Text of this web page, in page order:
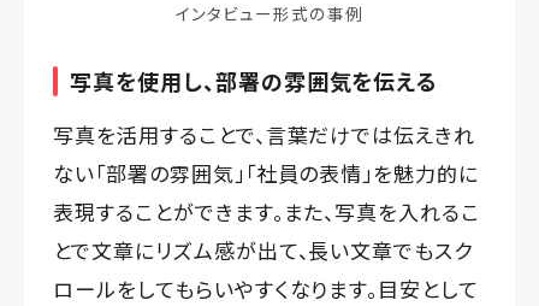
インタビュー形式の事例
写真を使用し、部署の雰囲気を伝える
写真を活用することで、言葉だけでは伝えきれ
ない「部署の雰囲気」「社員の表情」を魅力的に
表現することができます。また、写真を入れるこ
とで文章にリズム感が出て、長い文章でもスク
ロールをしてもらいやすくなります。目安として